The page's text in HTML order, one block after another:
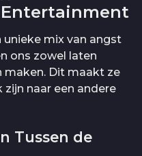
unieke mix van angst
ons zowel laten
maken. Dit maakt ze
naar een andere
Tussen de